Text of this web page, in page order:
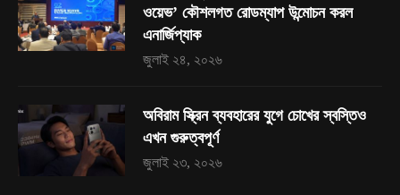
ওয়েভ’ কৌশলগত রোডম্যাপ উন্মোচন করল
এনার্জিপ্যাক
জুলাই ২৪, ২০২৬
অবিরাম স্ক্রিন ব্যবহারের যুগে চোখের স্বস্তিও
এখন গুরুত্বপূর্ণ
জুলাই ২৩, ২০২৬